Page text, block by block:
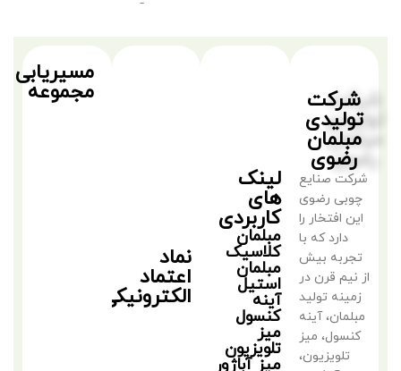
آیشین مبل ۹
شرکت
تولیدی
مبلمان
رضوی
شرکت صنایع
چوبی رضوی
این افتخار را
دارد که با
تجربه بیش
از نیم قرن در
زمینه تولید
مبلمان، آینه
کنسول، میز
تلویزیون،
لینک
های
کاربردی
مبلمان
کلاسیک
مبلمان
استیل
آینه
کنسول
میز
تلویزیون
میز آباژور
نماد
اعتماد
الکترونیکی
مسیریابی
مجموعه